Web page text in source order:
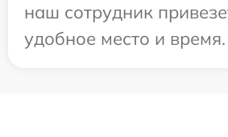
наш сотрудник
удобное место и время.